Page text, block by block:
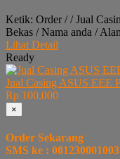
Ketik: Order / / Jual
Bekas / Nama anda /
Lihat Detail
Ready
Jual Casing ASUS EEE
Rp 100.000
×
Order Sekarang
SMS ke : 081230001003